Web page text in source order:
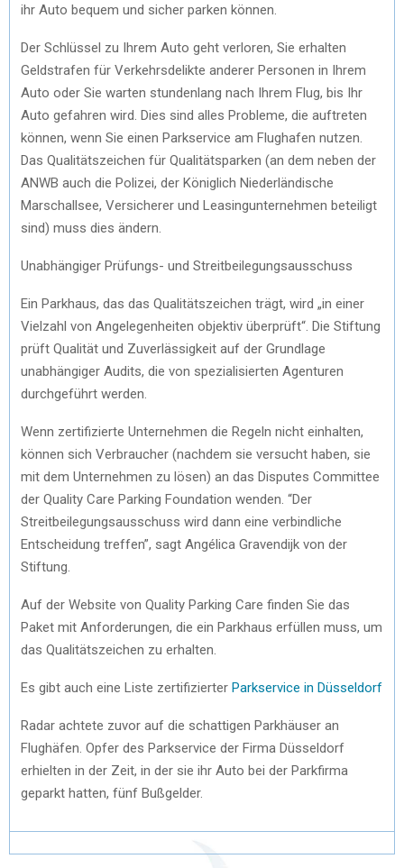
ihr Auto bequem und sicher parken können.
Der Schlüssel zu Ihrem Auto geht verloren, Sie erhalten
Geldstrafen für Verkehrsdelikte anderer Personen in Ihrem
Auto oder Sie warten stundenlang nach Ihrem Flug, bis Ihr
Auto gefahren wird. Dies sind alles Probleme, die auftreten
können, wenn Sie einen Parkservice am Flughafen nutzen.
Das Qualitätszeichen für Qualitätsparken (an dem neben der
ANWB auch die Polizei, der Königlich Niederländische
Marschallsee, Versicherer und Leasingunternehmen beteiligt
sind) muss dies ändern.
Unabhängiger Prüfungs- und Streitbeilegungsausschuss
Ein Parkhaus, das das Qualitätszeichen trägt, wird „in einer
Vielzahl von Angelegenheiten objektiv überprüft“. Die Stiftung
prüft Qualität und Zuverlässigkeit auf der Grundlage
unabhängiger Audits, die von spezialisierten Agenturen
durchgeführt werden.
Wenn zertifizierte Unternehmen die Regeln nicht einhalten,
können sich Verbraucher (nachdem sie versucht haben, sie
mit dem Unternehmen zu lösen) an das Disputes Committee
der Quality Care Parking Foundation wenden. “Der
Streitbeilegungsausschuss wird dann eine verbindliche
Entscheidung treffen”, sagt Angélica Gravendijk von der
Stiftung.
Auf der Website von Quality Parking Care finden Sie das
Paket mit Anforderungen, die ein Parkhaus erfüllen muss, um
das Qualitätszeichen zu erhalten.
Es gibt auch eine Liste zertifizierter Parkservice in Düsseldorf
Radar achtete zuvor auf die schattigen Parkhäuser an
Flughäfen. Opfer des Parkservice der Firma Düsseldorf
erhielten in der Zeit, in der sie ihr Auto bei der Parkfirma
geparkt hatten, fünf Bußgelder.